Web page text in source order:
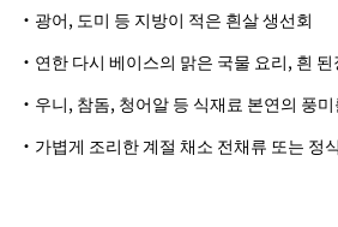
・광어, 도미 등 지방이 적은 흰살 생선회
・연한 다시 베이스의 맑은 국물 요리, 흰
・우니, 참돔, 청어알 등 식재료 본연의 풍
・가볍게 조리한 계절 채소 전채류 또는 정